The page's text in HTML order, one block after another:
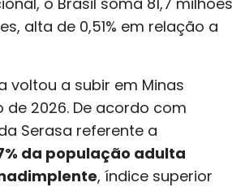
alta de 0,51% em relação a
voltou a subir em Minas
de 2026. De acordo com
Serasa referente a
da população adulta
, índice superior